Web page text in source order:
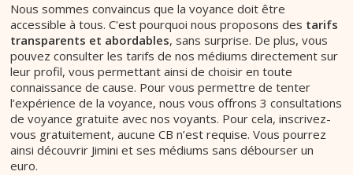
Nous sommes convaincus que la voyance doit être
accessible à tous. C'est pourquoi nous proposons des tarifs
transparents et abordables, sans surprise. De plus, vous
pouvez consulter les tarifs de nos médiums directement sur
leur profil, vous permettant ainsi de choisir en toute
connaissance de cause. Pour vous permettre de tenter
l’expérience de la voyance, nous vous offrons 3 consultations
de voyance gratuite avec nos voyants. Pour cela, inscrivez-
vous gratuitement, aucune CB n’est requise. Vous pourrez
ainsi découvrir Jimini et ses médiums sans débourser un
euro.